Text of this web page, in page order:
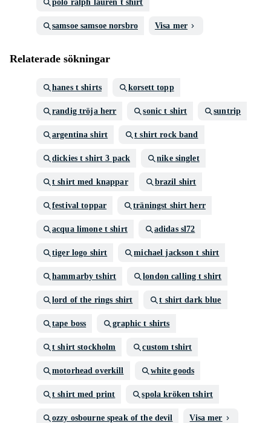
polo ralph lauren t shirt
samsoe samsoe norsbro Visa mer
Relaterade sökningar
hanes t shirts korsett topp
randig tröja herr sonic t shirt suntrip
argentina shirt t shirt rock band
dickies t shirt 3 pack nike singlet
t shirt med knappar brazil shirt
festival toppar träningst shirt herr
acqua limone t shirt adidas sl72
tiger logo shirt michael jackson t shirt
hammarby tshirt london calling t shirt
lord of the rings shirt t shirt dark blue
tape boss graphic t shirts
t shirt stockholm custom tshirt
motorhead overkill white goods
t shirt med print spola kröken tshirt
ozzy osbourne speak of the devil Visa mer